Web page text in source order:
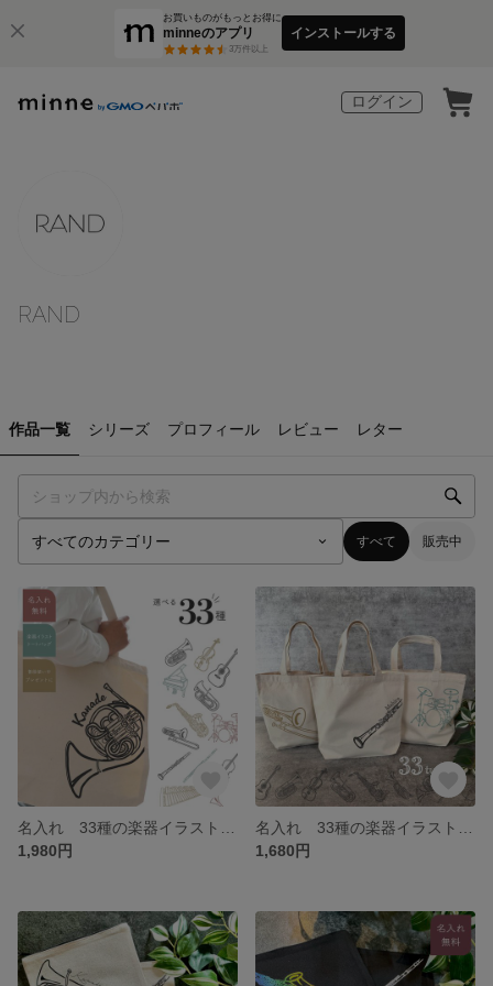
お買いものがもっとお得に
minneのアプリ
3万件以上
インストールする
ログイン
RAND
作品一覧 シリーズ プロフィール レビュー レター
すべて 販売中
1,980円
1,680円